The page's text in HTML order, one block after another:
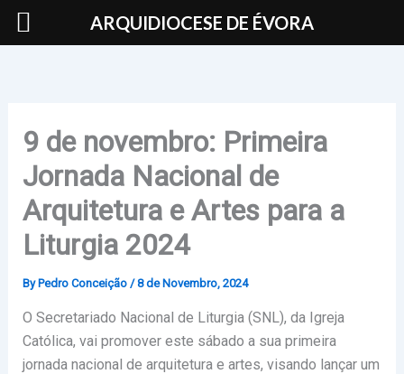
Skip
9 de novembro: Primeira
Jornada Nacional de
Arquitetura e Artes para a
Liturgia 2024
By Pedro Conceição /8 de Novembro, 2024
O Secretariado Nacional de Liturgia (SNL), da Igreja
Católica, vai promover este sábado a sua primeira
jornada nacional de arquitetura e artes, visando lançar um
ARQUIDIOCESE DE ÉVORA